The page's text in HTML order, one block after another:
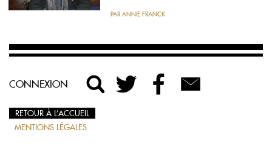
PAR ANNIE FRANCK
CONNEXION
RETOUR À L’ACCUEIL
MENTIONS LÉGALES